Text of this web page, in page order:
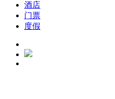
酒店
门票
度假